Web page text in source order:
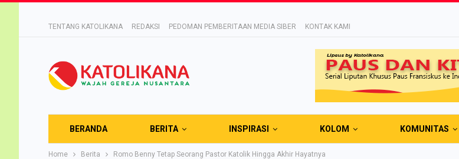
TENTANG KATOLIKANA
REDAKSI PEDOMAN PEMBERITAAN MEDIA SIBER KONTAK KAMI
BERANDA BERITA INSPIRASI KOLOM KOMUNITAS
Home Berita Romo Benny Tetap Seorang Pastor Katolik Hingga Akhir Hayatnya